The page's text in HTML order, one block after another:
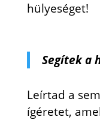
hülyeséget!
Segítek a
Leírtad a
ígéretet,